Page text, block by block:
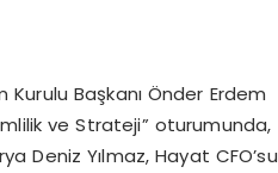
Başkanı Önder Erdem
ve Strateji” oturumunda,
Deniz Yılmaz, Hayat CFO’su